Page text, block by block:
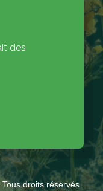
des
droits réservés